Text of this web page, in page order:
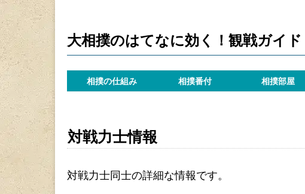
大相撲のはてなに効く！観戦ガイド
相撲の仕組み 相撲番付 相撲部屋
対戦力士情報
対戦力士同士の詳細な情報です。